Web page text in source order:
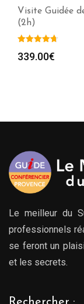
Visite Guidée
(2h)
339.00€
Le meilleur du
professionnels
se feront un
et les secrets.